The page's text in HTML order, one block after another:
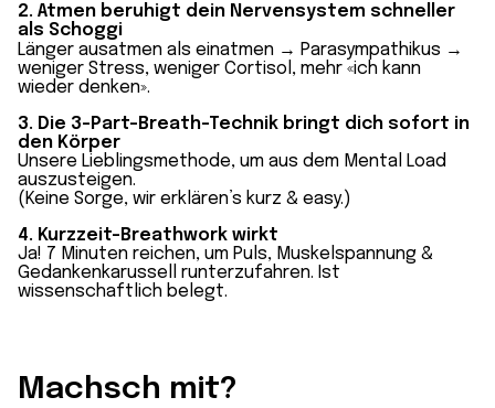
2. Atmen beruhigt dein Nervensystem schneller
als Schoggi
Länger ausatmen als einatmen → Parasympathikus →
weniger Stress, weniger Cortisol, mehr «ich kann
wieder denken».
3. Die 3-Part-Breath-Technik bringt dich sofort in
den Körper
Unsere Lieblingsmethode, um aus dem Mental Load
auszusteigen.
(Keine Sorge, wir erklären’s kurz & easy.)
4. Kurzzeit-Breathwork wirkt
Ja! 7 Minuten reichen, um Puls, Muskelspannung &
Gedankenkarussell runterzufahren. Ist
wissenschaftlich belegt.
Machsch mit?